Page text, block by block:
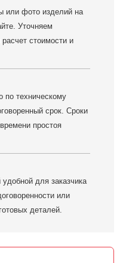
или фото изделий на
Уточняем
стоимости и
по техническому
срок. Сроки
простоя
для заказчика
или
деталей.